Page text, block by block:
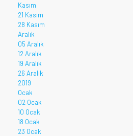
Kasım
21 Kasım
28 Kasım
Aralık
05 Aralık
12 Aralık
19 Aralık
26 Aralık
2019
Ocak
02 Ocak
10 Ocak
18 Ocak
23 Ocak